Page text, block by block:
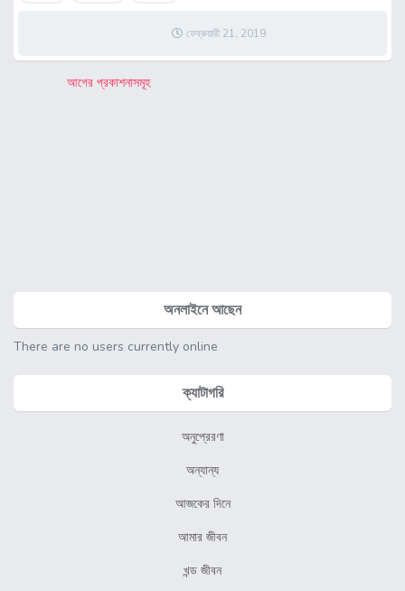
ফেব্রুয়ারী 21, 2019
শ
ন
আগের প্রকাশনাসমূহ
অনলাইনে আছেন
There are no users currently online
ক্যাটাগরি
অনুপ্রেরণা
অন্যান্য
আজকের দিনে
আমার জীবন
খন্ড জীবন